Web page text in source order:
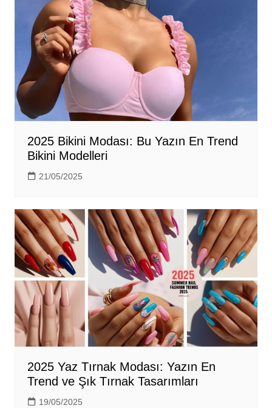
2025 Bikini Modası: Bu Yazın En Trend
Bikini Modelleri
21/05/2025
2025 Yaz Tırnak Modası: Yazın En
Trend ve Şık Tırnak Tasarımları
19/05/2025